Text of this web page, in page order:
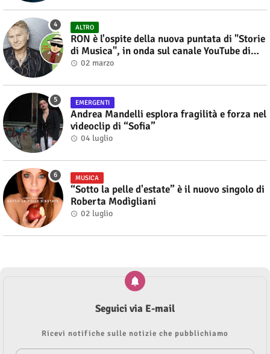
ALTRO
RON è l'ospite della nuova puntata di "Storie
di Musica", in onda sul canale YouTube di
Alberto Salerno
02 marzo
EMERGENTI
Andrea Mandelli esplora fragilità e forza nel
videoclip di “Sofia”
04 luglio
MUSICA
“Sotto la pelle d'estate” è il nuovo singolo di
Roberta Modìgliani
02 luglio
Seguici via E-mail
Ricevi notifiche sulle notizie che pubblichiamo